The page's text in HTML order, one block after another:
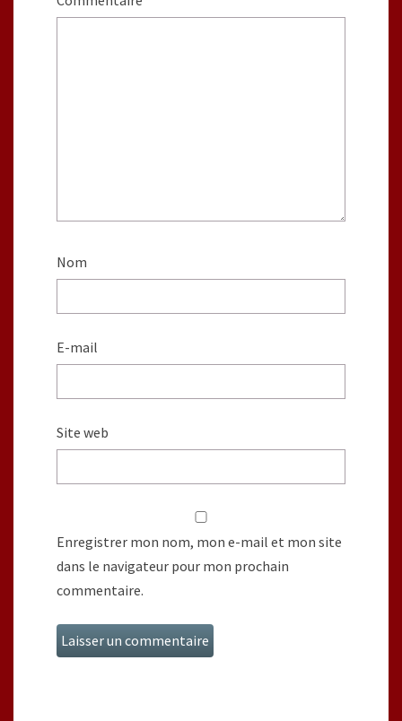
Nom
E-mail
Site web
Enregistrer mon nom, mon e-mail et mon site
dans le navigateur pour mon prochain
commentaire.